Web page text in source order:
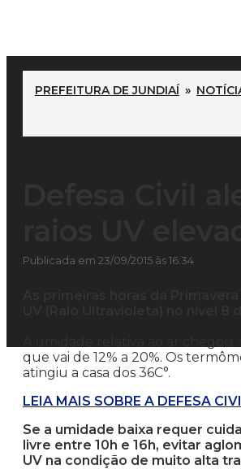
PREFEITURA DE JUNDIAÍ »
Publicada em 23/09/2015 às 16:34
que vai de 12% a 20%. Os
atingiu a casa dos 36C°.
LEIA MAIS SOBRE A DEFESA
Se a umidade baixa requer
livre entre 10h e 16h, evitar
UV na condição de muito alta